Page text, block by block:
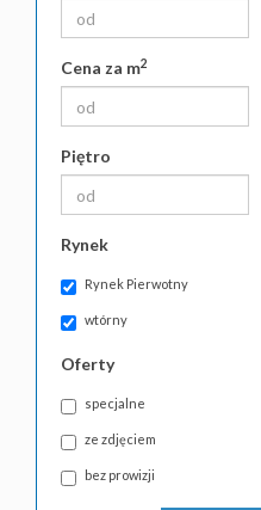
Cena za m2
Piętro
Rynek
Rynek Pierwotny
wtórny
Oferty
specjalne
ze zdjęciem
bez prowizji